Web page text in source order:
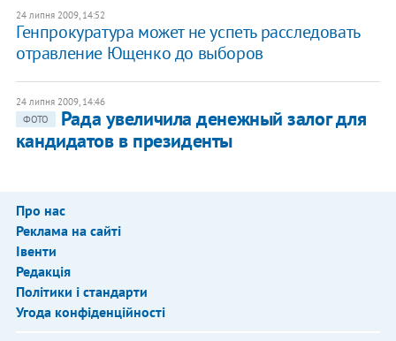
24 липня 2009, 14:52
Генпрокуратура может не успеть расследовать
отравление Ющенко до выборов
24 липня 2009, 14:46
ФОТО
Рада увеличила денежный залог для
кандидатов в президенты
Про нас
Реклама на сайті
Івенти
Редакція
Політики і стандарти
Угода конфіденційності